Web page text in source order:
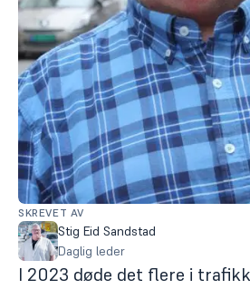
SKREVET AV
Stig Eid Sandstad
Daglig leder
I 2023 døde det flere i